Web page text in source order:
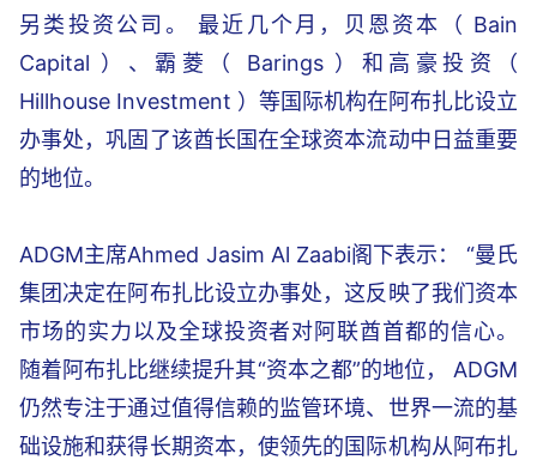
另类投资公司。 最近几个月，贝恩资本（ Bain
Capital ）、霸菱（ Barings ）和高豪投资（
Hillhouse Investment ）等国际机构在阿布扎比设立
办事处，巩固了该酋长国在全球资本流动中日益重要
的地位。
ADGM主席Ahmed Jasim Al Zaabi阁下表示： “曼氏
集团决定在阿布扎比设立办事处，这反映了我们资本
市场的实力以及全球投资者对阿联酋首都的信心。
随着阿布扎比继续提升其“资本之都”的地位， ADGM
仍然专注于通过值得信赖的监管环境、世界一流的基
础设施和获得长期资本，使领先的国际机构从阿布扎